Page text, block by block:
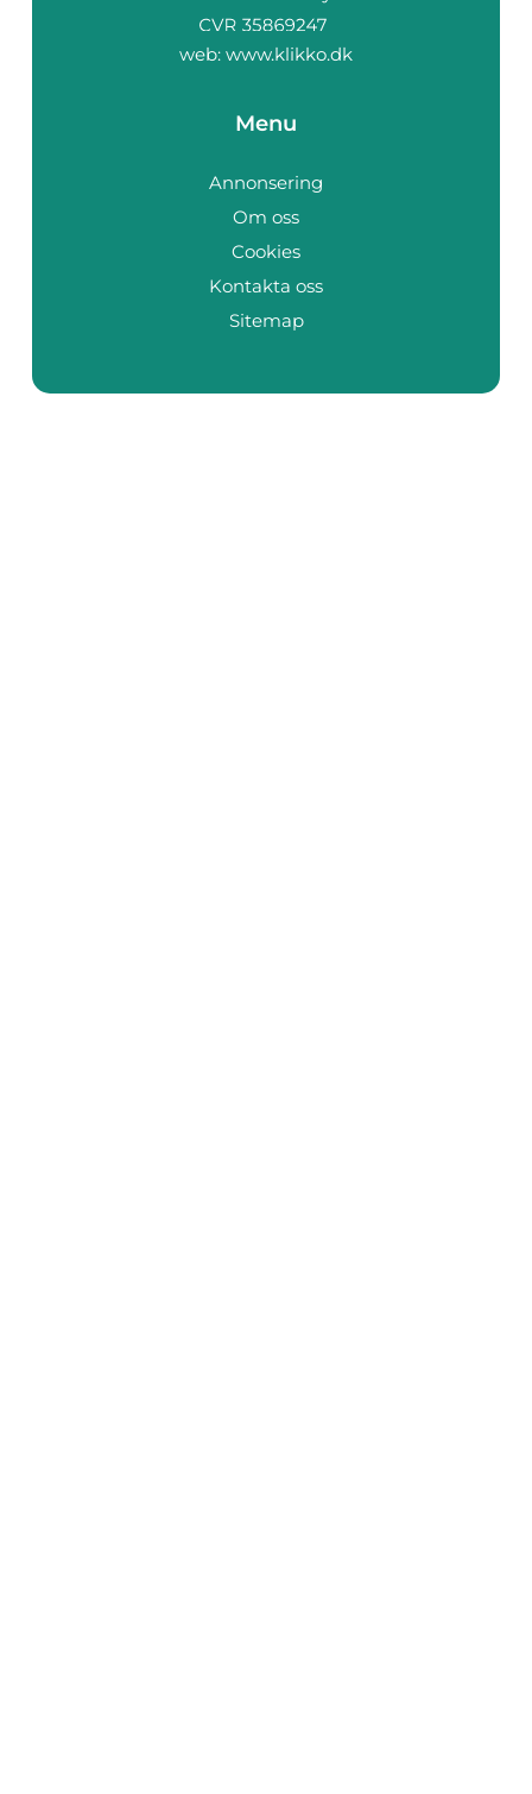
web: www.klikko.dk
Menu
Annonsering
Om oss
Cookies
Kontakta oss
Sitemap